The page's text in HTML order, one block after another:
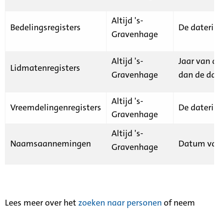
Bedelingsregisters
Altijd 's-
Gravenhage
De
Lidmatenregisters
Altijd 's-
Gravenhage
Jaar van
dan de
Vreemdelingenregisters
Altijd 's-
Gravenhage
De
Naamsaannemingen
Altijd 's-
Gravenhage
Datum
Lees meer over het zoeken naar personen of neem